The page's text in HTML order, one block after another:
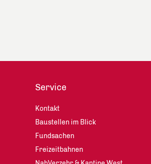
Service
Kontakt
Baustellen im Blick
Fundsachen
Freizeitbahnen